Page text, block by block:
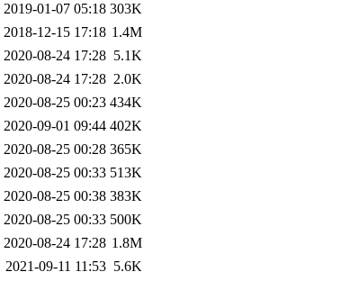
2019-01-07 05:18 303K
2018-12-15 17:18 1.4M
2020-08-24 17:28 5.1K
2020-08-24 17:28 2.0K
2020-08-25 00:23 434K
2020-09-01 09:44 402K
2020-08-25 00:28 365K
2020-08-25 00:33 513K
2020-08-25 00:38 383K
2020-08-25 00:33 500K
2020-08-24 17:28 1.8M
2021-09-11 11:53 5.6K